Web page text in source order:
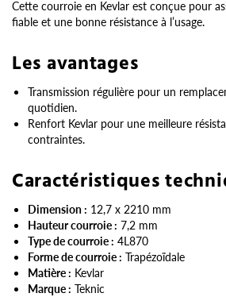
Cette courroie en Kevlar est conçue pour
fiable et une bonne résistance à l’usage.
Les avantages
Transmission régulière pour un
quotidien.
Renfort Kevlar pour une meilleure
contraintes.
Caractéristiques
Dimension : 12,7 x 2210 mm
Hauteur courroie : 7,2 mm
Type de courroie : 4L870
Forme de courroie : Trapézoïdale
Matière : Kevlar
Marque : Teknic